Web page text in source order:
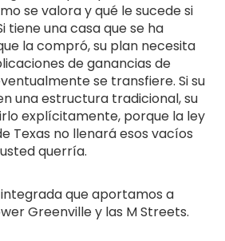
se valora y qué le sucede si
tiene una casa que se ha
la compró, su plan necesita
de ganancias de
se transfiere. Si su
una estructura tradicional, su
explícitamente, porque la ley
Texas no llenará esos vacíos
querría.
integrada que aportamos a
Greenville y las M Streets.